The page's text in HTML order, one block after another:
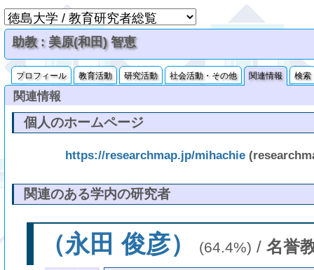
助教 : 美原(和田) 智恵
プロフィール 教育活動 研究活動 社会活動・その他 関連情報 検索
関連情報
個人のホームページ
https://researchmap.jp/mihachie
関連のある学内の研究者
（永田 俊彦） (64.4%) / 名誉